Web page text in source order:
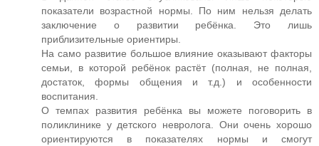
показатели возрастной нормы. По ним нельзя делать
заключение о развитии ребёнка. Это лишь
приблизительные ориентиры.
На само развитие большое влияние оказывают факторы
семьи, в которой ребёнок растёт (полная, не полная,
достаток, формы общения и т.д.) и особенности
воспитания.
О темпах развития ребёнка вы можете поговорить в
поликлинике у детского невролога. Они очень хорошо
ориентируются в показателях нормы и смогут